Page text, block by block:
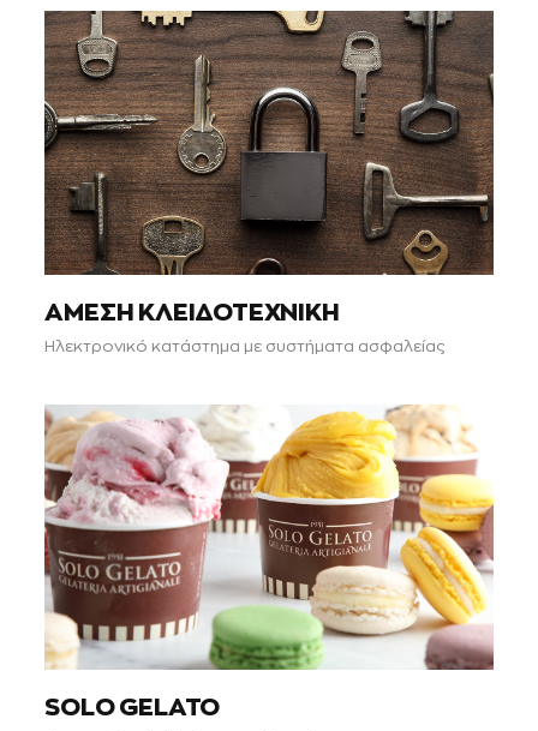
ΑΜΕΣΗ ΚΛΕΙΔΟΤΕΧΝΙΚΗ
Ηλεκτρονικό κατάστημα με συστήματα ασφαλείας
SOLO GELATO